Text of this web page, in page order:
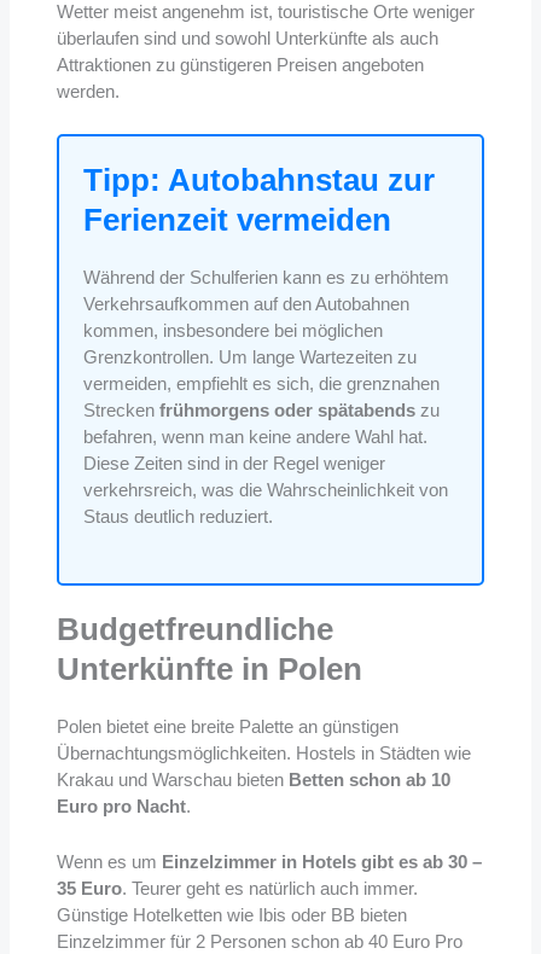
Wetter meist angenehm ist, touristische Orte weniger
überlaufen sind und sowohl Unterkünfte als auch
Attraktionen zu günstigeren Preisen angeboten
werden.
Tipp: Autobahnstau zur
Ferienzeit vermeiden
Während der Schulferien kann es zu erhöhtem
Verkehrsaufkommen auf den Autobahnen
kommen, insbesondere bei möglichen
Grenzkontrollen. Um lange Wartezeiten zu
vermeiden, empfiehlt es sich, die grenznahen
Strecken frühmorgens oder spätabendszu
befahren, wenn man keine andere Wahl hat.
Diese Zeiten sind in der Regel weniger
verkehrsreich, was die Wahrscheinlichkeit von
Staus deutlich reduziert.
Budgetfreundliche
Unterkünfte in Polen
Polen bietet eine breite Palette an günstigen
Übernachtungsmöglichkeiten. Hostels in Städten wie
Krakau und Warschau bieten Betten schon ab 10
Euro pro Nacht.
Wenn es um Einzelzimmer in Hotels gibt es ab 30 –
35 Euro. Teurer geht es natürlich auch immer.
Günstige Hotelketten wie Ibis oder BB bieten
Einzelzimmer für 2 Personen schon ab 40 Euro Pro